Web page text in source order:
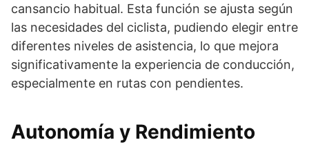
cansancio habitual. Esta función se ajusta según
las necesidades del ciclista, pudiendo elegir entre
diferentes niveles de asistencia, lo que mejora
significativamente la experiencia de conducción,
especialmente en rutas con pendientes.
Autonomía y Rendimiento